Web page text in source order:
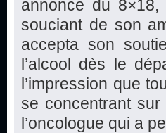
annonce du 8×18,
souciant de son
accepta son
l’alcool dès le
l’impression que
se concentrant sur
l’oncologue qui a